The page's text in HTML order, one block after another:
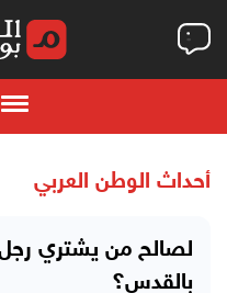
أحداث الوطن العربي
لصالح من يشتري رجل
بالقدس؟